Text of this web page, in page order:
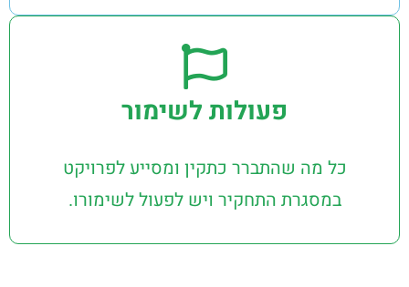
פעולות לשימור
כל מה שהתברר כתקין ומסייע לפרויקט
במסגרת התחקיר ויש לפעול לשימורו.